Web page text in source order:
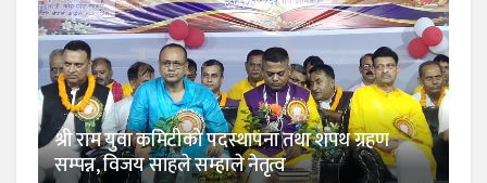
श्री राम युवा कमिटीको पदस्थापना तथा शपथ ग्रहण
सम्पन्न, विजय साहले सम्हाले नेतृत्व